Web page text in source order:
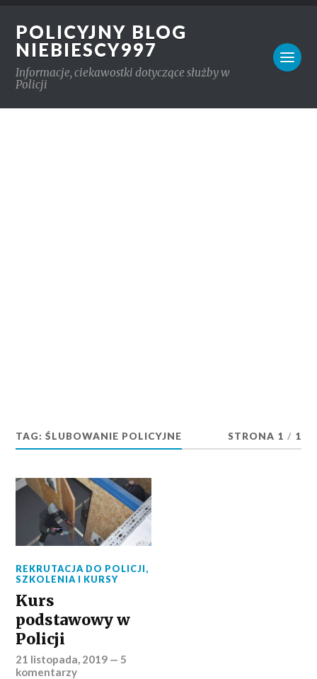
POLICYJNY BLOG
NIEBIESCY997
Informacje, ciekawostki dotyczące służby w
Policji
TAG:ŚLUBOWANIE POLICYJNE STRONA 1 / 1
REKRUTACJA DO POLICJI,
SZKOLENIA I KURSY
Kurs
podstawowy w
Policji
21 listopada, 2019 —5
komentarzy